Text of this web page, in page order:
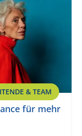
& TEAM
für mehr